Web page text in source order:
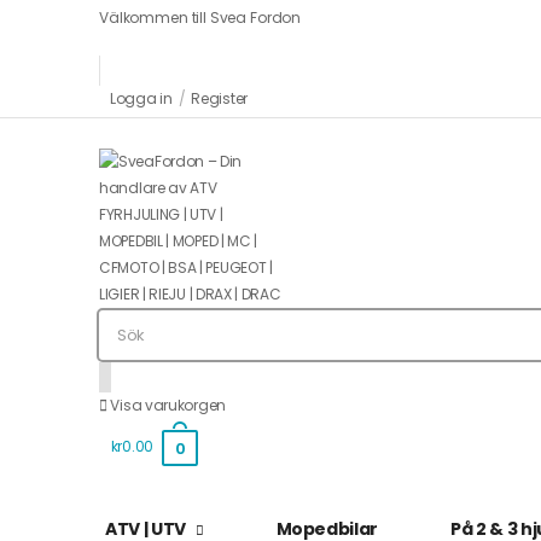
Välkommen till Svea Fordon
Logga in / Register
Visa varukorgen
kr0.00
0
ATV | UTV Mopedbilar På 2 & 3